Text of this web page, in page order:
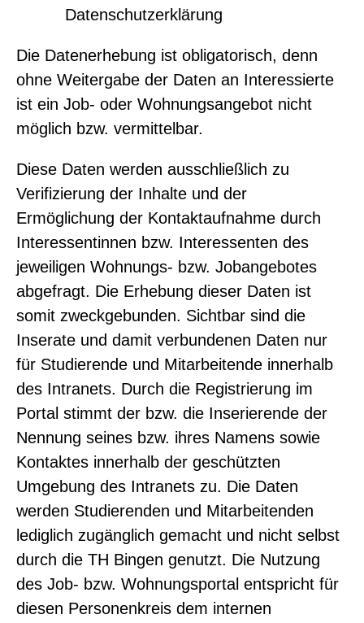
Datenschutzerklärung
Die Datenerhebung ist obligatorisch, denn
ohne Weitergabe der Daten an Interessierte
ist ein Job- oder Wohnungsangebot nicht
möglich bzw. vermittelbar.
Diese Daten werden ausschließlich zu
Verifizierung der Inhalte und der
Ermöglichung der Kontaktaufnahme durch
Interessentinnen bzw. Interessenten des
jeweiligen Wohnungs- bzw. Jobangebotes
abgefragt. Die Erhebung dieser Daten ist
somit zweckgebunden. Sichtbar sind die
Inserate und damit verbundenen Daten nur
für Studierende und Mitarbeitende innerhalb
des Intranets. Durch die Registrierung im
Portal stimmt der bzw. die Inserierende der
Nennung seines bzw. ihres Namens sowie
Kontaktes innerhalb der geschützten
Umgebung des Intranets zu. Die Daten
werden Studierenden und Mitarbeitenden
lediglich zugänglich gemacht und nicht selbst
durch die TH Bingen genutzt. Die Nutzung
des Job- bzw. Wohnungsportal entspricht für
diesen Personenkreis dem internen